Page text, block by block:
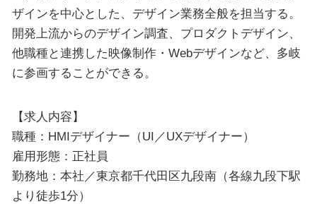
ザインを中心とした、デザイン業務全般を担当する。
開発上流からのデザイン調査、プロダクトデザイン、
他職種と連携した映像制作・Webデザインなど、多岐
に参画することができる。
【求人内容】
職種：HMIデザイナー（UI／UXデザイナー）
雇用形態：正社員
勤務地：本社／東京都千代田区九段南（各線九段下駅
より徒歩1分）